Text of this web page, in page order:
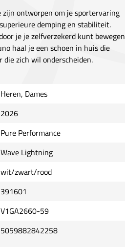
zijn ontworpen om je sportervaring
demping en stabiliteit.
je je zelfverzekerd kunt bewegen
haal je een schoen in huis die
zich wil onderscheiden.
Heren, Dames
2026
Pure Performance
Wave Lightning
wit/zwart/rood
391601
V1GA2660-59
5059882842258